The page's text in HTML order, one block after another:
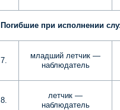
Погибшие при исполнении
7.
младший летчик —
наблюдатель
8.
летчик —
наблюдатель